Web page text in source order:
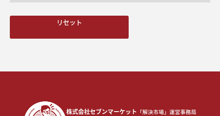
リセット
株式会社セブンマーケット 「解決市場」運営事務局